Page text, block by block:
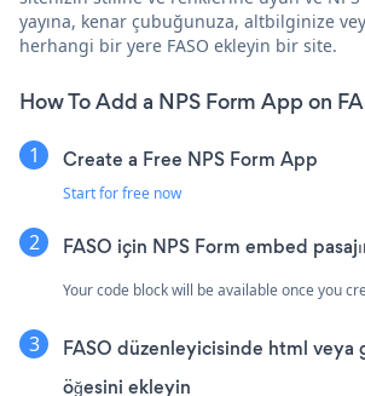
yayına, kenar çubuğunuza, altbilginize
herhangi bir yere FASO ekleyin bir site.
How To Add a NPS Form App on
Create a Free NPS Form App
Start for free now
FASO için NPS Form embed
Your code block will be available once you
FASO düzenleyicisinde html veya
öğesini ekleyin